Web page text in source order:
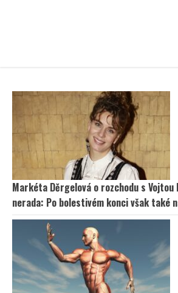
Markéta Děrgelová o rozchodu s Vojtou
nerada: Po bolestivém konci však také